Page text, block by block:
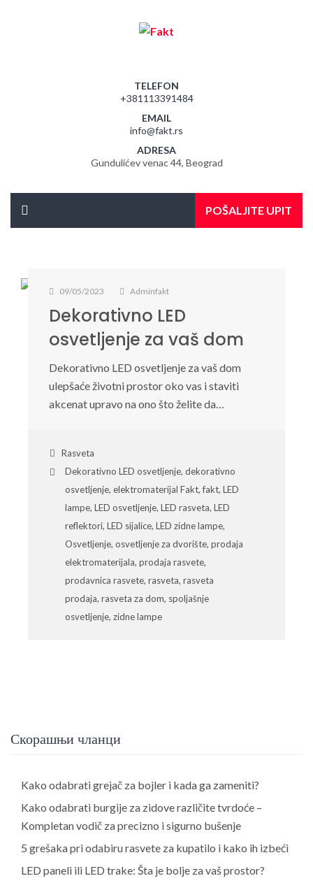
TELEFON
+381113391484
EMAIL
info@fakt.rs
ADRESA
Gundulićev venac 44, Beograd
POŠALJITE UPIT
09/05/2023 Adminfakt
Dekorativno LED
osvetljenje za vaš dom
Dekorativno LED osvetljenje za vaš dom
ulepšaće životni prostor oko vas i staviti
akcenat upravo na ono što želite da…
Rasveta
Dekorativno LED osvetljenje, dekorativno
osvetljenje, elektromaterijal Fakt,fakt, LED
lampe, LED osvetljenje, LED rasveta, LED
reflektori, LED sijalice, LED zidne lampe,
Osvetljenje, osvetljenje za dvorište, prodaja
elektromaterijala, prodaja rasvete,
prodavnica rasvete, rasveta, rasveta
prodaja, rasveta za dom, spoljašnje
osvetljenje, zidne lampe
Скорашњи чланци
Kako odabrati grejač za bojler i kada ga zameniti?
Kako odabrati burgije za zidove različite tvrdoće –
Kompletan vodič za precizno i sigurno bušenje
5 grešaka pri odabiru rasvete za kupatilo i kako ih izbeći
LED paneli ili LED trake: Šta je bolje za vaš prostor?